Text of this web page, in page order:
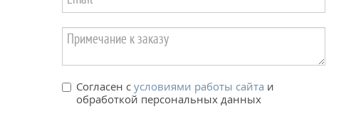
Согласен с условиями работы сайта и
обработкой персональных данных